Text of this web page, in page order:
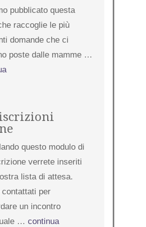
pubblicato questa
raccoglie le più
domande che ci
poste dalle mamme …
questo modulo di
verrete inseriti
lista di attesa.
contattati per
un incontro
… continua